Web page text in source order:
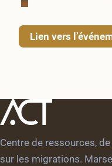
Lien vers
Centre de ressources,
sur les migrations.